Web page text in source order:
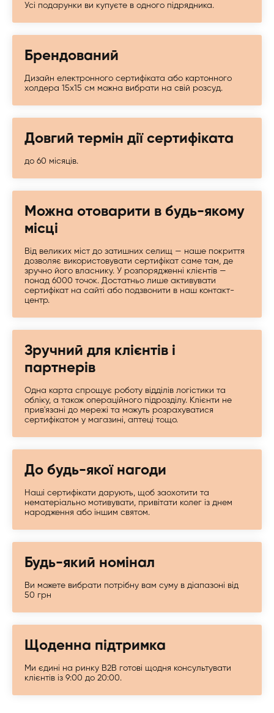
Усі подарунки ви купуєте в одного підрядника.
Брендований
Дизайн електронного сертифіката або картонного
холдера 15х15 см можна вибрати на свій розсуд.
Довгий термін дії сертифіката
до 60 місяців.
Можна отоварити в будь-якому
місці
Від великих міст до затишних селищ — наше покриття
дозволяє використовувати сертифікат саме там, де
зручно його власнику. У розпорядженні клієнтів —
понад 6000 точок. Достатньо лише активувати
сертифікат на сайті або подзвонити в наш контакт-
центр.
Зручний для клієнтів і
партнерів
Одна карта спрощує роботу відділів логістики та
обліку, а також операційного підрозділу. Клієнти не
прив'язані до мережі та можуть розрахуватися
сертифікатом у магазині, аптеці тощо.
До будь-якої нагоди
Наші сертифікати дарують, щоб заохотити та
нематеріально мотивувати, привітати колег із днем ​​
народження або іншим святом.
Будь-який номінал
Ви можете вибрати потрібну вам суму в діапазоні від
50 грн
Щоденна підтримка
Ми єдині на ринку B2B готові щодня консультувати
клієнтів із 9:00 до 20:00.